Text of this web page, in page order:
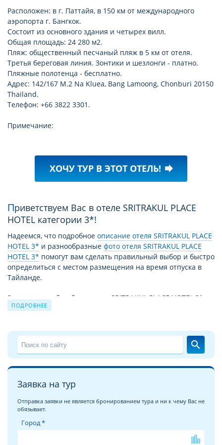
Расположен: в г. Паттайя, в 150 км от международного
аэропорта г. Бангкок.
Состоит из основного здания и четырех вилл.
Общая площадь: 24 280 м2.
Пляж: общественный песчаный пляж в 5 км от отеля.
Третья береговая линия. Зонтики и шезлонги - платно.
Пляжные полотенца - бесплатно.
Адрес: 142/167 M.2 Na Kluea, Bang Lamoong, Chonburi 20150
Thailand.
Телефон: +66 3822 3301.
Примечание:
ХОЧУ ТУР В ЭТОТ ОТЕЛЬ! forward
Приветствуем Вас в отеле SRITRAKUL PLACE
HOTEL категории 3*!
Надеемся, что подробное описание отеля SRITRAKUL PLACE
HOTEL 3* и разнообразные фото отеля SRITRAKUL PLACE
HOTEL 3* помогут вам сделать правильный выбор и быстро
определиться с местом размещения на время отпуска в
Тайланде.
За время своей работы отель SRITRAKUL PLACE HOTEL 3*
принял уже немало отдыхающих. Причиной этому не
для отдыха, но и выгодное для туристов сочетание цены –
качества. Благодаря этому путевка в SRITRAKUL PLACE
HOTEL 3* из года в год продолжает пользоваться спросом.
Чудесный отдых в отеле SRITRAKUL PLACE HOTEL 3* на
курортеНаклуа это взвешенное и продуманное решение
для экономных, поскольку соотношение цена/качество и
уровень сервиса в отеле SRITRAKUL PLACE HOTEL 3*
полностью соответствуют уровню 3 звезды. Вообще,
обширная отельная база в Тайланде поражает
воображение и удовлетворит спрос любого клиента с
ПОДРОБНЕЕ
search
Заявка на тур
Отправка заявки не является бронированием тура и ни к чему Вас не
обязывает.
Город *
location_city